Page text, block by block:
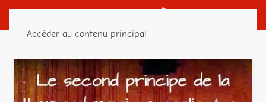
Accéder au contenu principal